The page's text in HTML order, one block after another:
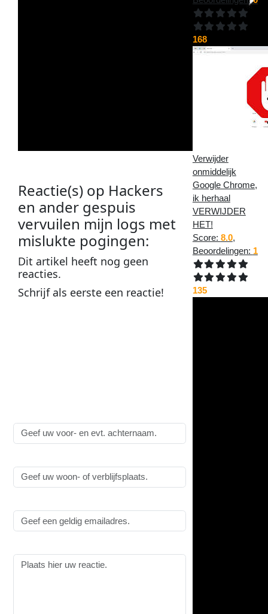
Reactie(s) op Hackers
en ander gespuis
vervuilen mijn logs met
mislukte pogingen:
Ditartikel heeft nog geen
reacties.
Schrijf als eerste een reactie!
168
Verwijder
onmiddelijk
Google Chrome,
ik herhaal
VERWIJDER
HET!
Score: 8.0,
Beoordelingen: 1
135